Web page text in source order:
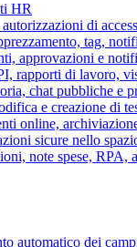
HR
di
tag,
approvazioni e
rapporti di lavoro,
chat pubbliche e
e creazione di
online,
sicure nello
note spese, RPA,
automatico dei